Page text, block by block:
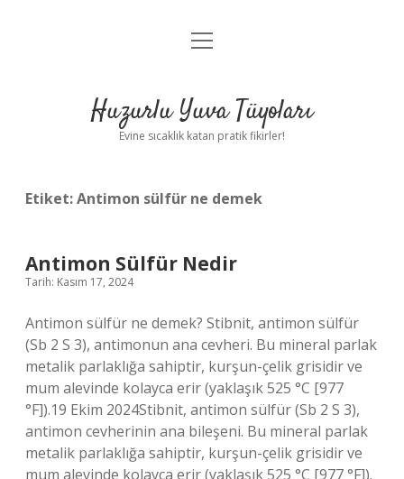
Anasayfa
Yasal Uyarı
menüyü
Huzurlu Yuva Tüyoları
Evine sıcaklık katan pratik fikirler!
Etiket:Antimon sülfür ne demek
Antimon Sülfür Nedir
Tarih: Kasım 17, 2024
Antimon sülfür ne demek? Stibnit, antimon sülfür
(Sb 2 S 3), antimonun ana cevheri. Bu mineral parlak
metalik parlaklığa sahiptir, kurşun-çelik grisidir ve
mum alevinde kolayca erir (yaklaşık 525 °C [977
°F]).19 Ekim 2024Stibnit, antimon sülfür (Sb 2 S 3),
antimon cevherinin ana bileşeni. Bu mineral parlak
metalik parlaklığa sahiptir, kurşun-çelik grisidir ve
mum alevinde kolayca erir (yaklaşık 525 °C [977 °F]).